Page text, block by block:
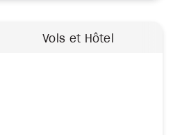
Vols et Hôtel